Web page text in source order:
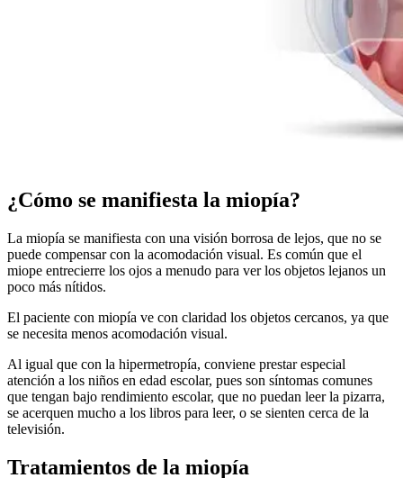
¿Cómo se manifiesta la miopía?
La miopía se manifiesta con una visión borrosa de lejos, que no se
puede compensar con la acomodación visual. Es común que el
miope entrecierre los ojos a menudo para ver los objetos lejanos un
poco más nítidos.
El paciente con miopía ve con claridad los objetos cercanos, ya que
se necesita menos acomodación visual.
Al igual que con la hipermetropía, conviene prestar especial
atención a los niños en edad escolar, pues son síntomas comunes
que tengan bajo rendimiento escolar, que no puedan leer la pizarra,
se acerquen mucho a los libros para leer, o se sienten cerca de la
televisión.
Tratamientos de la miopía